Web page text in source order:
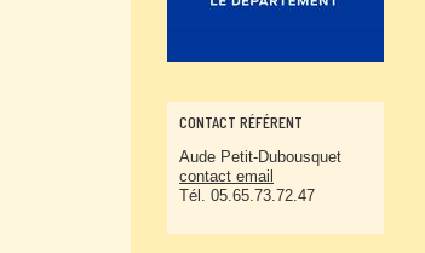
CONTACT RÉFÉRENT
Aude Petit-Dubousquet
contact email
Tél. 05.65.73.72.47